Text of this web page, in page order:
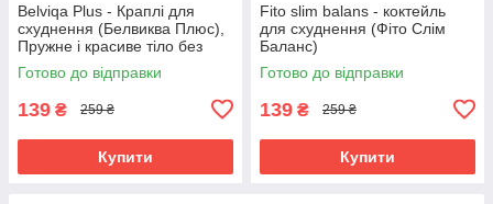
Belviqa Plus - Краплі для
схуднення (Белвиква Плюс),
Пружне і красиве тіло без
целюліту
Готово до відправки
139 ₴ 259 ₴
Купити
Fito slim balans - коктейль
для схуднення (Фіто Слім
Баланс)
Готово до відправки
139 ₴ 259 ₴
Купити